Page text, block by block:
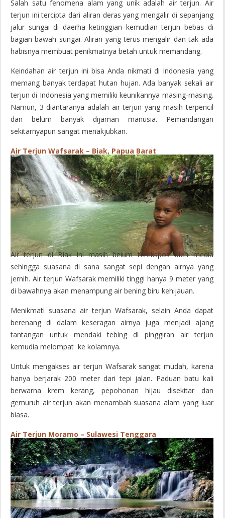
Salah satu fenomena alam yang unik adalah air terjun. Air
terjun ini tercipta dari aliran deras yang mengalir di sepanjang
jalur sungai di daerha ketinggian kemudian terjun bebas di
bagian bawah sungai. Aliran yang terus mengalir dan tak ada
habisnya membuat penikmatnya betah untuk memandang.
Keindahan air terjun ini bisa Anda nikmati di Indonesia yang
memang banyak terdapat hutan hujan. Ada banyak sekali air
terjun di Indonesia yang memiliki keunikannya masing-masing.
Namun, 3 diantaranya adalah air terjun yang masih terpencil
dan belum banyak dijaman manusia. Pemandangan
sekitarnyapun sangat menakjubkan.
Air Terjun Wafsarak – Biak, Papua Barat
Air terjun di Biak ini masih belum terekspos oleh media
sehingga suasana di sana sangat sepi dengan airnya yang
jernih. Air terjun Wafsarak memiliki tinggi hanya 9 meter yang
di bawahnya akan menampung air bening biru kehijauan.
Menikmati suasana air terjun Wafsarak, selain Anda dapat
berenang di dalam keseragan airnya juga menjadi ajang
tantangan untuk mendaki tebing di pinggiran air terjun
kemudia melompat ke kolamnya.
Untuk mengakses air terjun Wafsarak sangat mudah, karena
hanya berjarak 200 meter dari tepi jalan. Paduan batu kali
berwarna krem kerang, pepohonan hijau disekitar dan
gemuruh air terjun akan menambah suasana alam yang luar
biasa.
Air Terjun Moramo – Sulawesi Tenggara